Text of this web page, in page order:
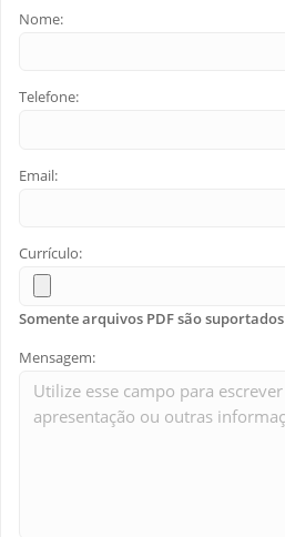
Nome:
Telefone:
Email:
Currículo:
Somente arquivos PDF são suportados
Mensagem: